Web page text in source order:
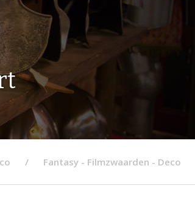
Fantasy - Filmzwaarden - Deco